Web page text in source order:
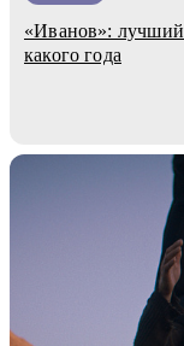
«Иванов»:
какого года